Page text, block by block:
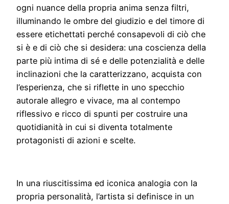
ogni nuance della propria anima senza filtri,
illuminando le ombre del giudizio e del timore di
essere etichettati perché consapevoli di ciò che
si è e di ciò che si desidera: una coscienza della
parte più intima di sé e delle potenzialità e delle
inclinazioni che la caratterizzano, acquista con
l’esperienza, che si riflette in uno specchio
autorale allegro e vivace, ma al contempo
riflessivo e ricco di spunti per costruire una
quotidianità in cui si diventa totalmente
protagonisti di azioni e scelte.
In una riuscitissima ed iconica analogia con la
propria personalità, l’artista si definisce in un